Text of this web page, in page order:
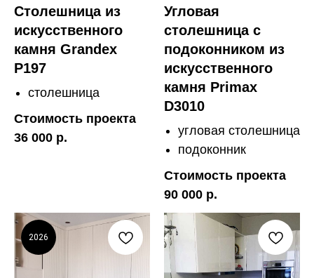
Столешница из
искусственного
камня Grandex
P197
столешница
Стоимость проекта
36 000 р.
Угловая
столешница с
подоконником из
искусственного
камня Primax
D3010
угловая столешница
подоконник
Стоимость проекта
90 000 р.
2026